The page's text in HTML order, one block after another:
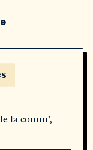
la comm’,